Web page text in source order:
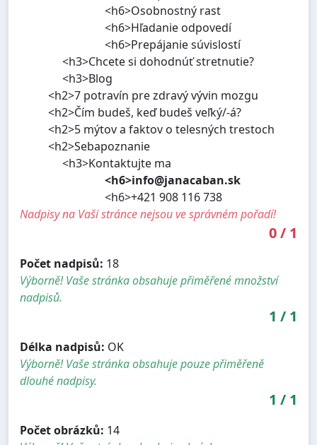
<h6>Osobnostný rast
<h6>Hľadanie odpovedí
<h6>Prepájanie súvislostí
<h3>Chcete si dohodnúť stretnutie?
<h3>Blog
<h2>7 potravín pre zdravý vývin mozgu
<h2>Čím budeš, keď budeš veľký/-á?
<h2>5 mýtov a faktov o telesných trestoch
<h2>Sebapoznanie
<h3>Kontaktujte ma
<h6>info@janacaban.sk
<h6>+421 908 116 738
Nadpisy na Vaši stránce nejsou ve správném pořadí!
0/ 1
Počet nadpisů: 18
Výborně! Vaše stránka obsahuje přiměřené množství
nadpisů.
1 / 1
Délka nadpisů: OK
Výborně! Vaše stránka obsahuje pouze přiměřeně
dlouhé nadpisy.
1 / 1
Počet obrázků: 14